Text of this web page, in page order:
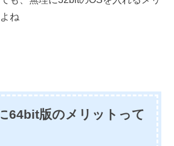
ね
64bit版のメリットって